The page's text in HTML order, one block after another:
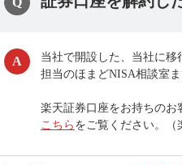
当社で開設した、当社に移
担当のほまどNISA相談室
楽天証券口座をお持ちのお
こちら をご覧ください。（